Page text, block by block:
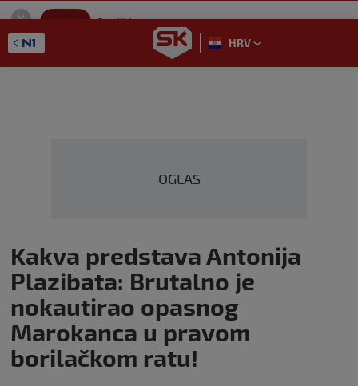
SportKlub
GET - On the Google Play
HRV
OGLAS
Kakva predstava Antonija
Plazibata: Brutalno je
nokautirao opasnog
Marokanca u pravom
borilačkom ratu!